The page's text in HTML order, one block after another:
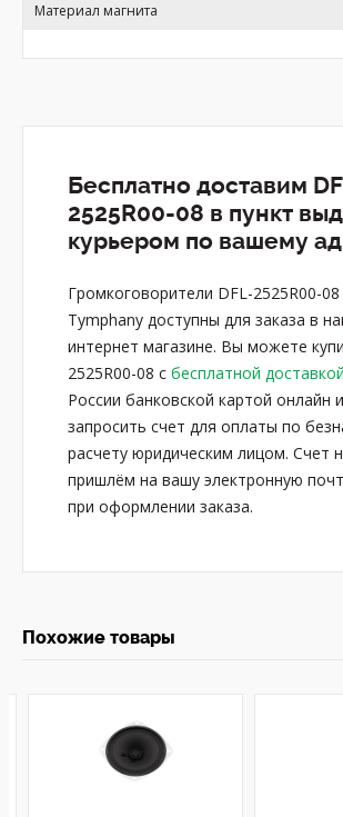
Материал магнита
Бесплатно доставим
2525R00-08 в пункт
курьером по вашему
Громкоговорители DFL-2525R00-
Tymphany доступны для заказа в
интернет магазине. Вы можете
2525R00-08 с бесплатной доставкой
России банковской картой онлайн
запросить счет для оплаты по
расчету юридическим лицом. Счет
пришлём на вашу электронную
при оформлении заказа.
Похожие товары